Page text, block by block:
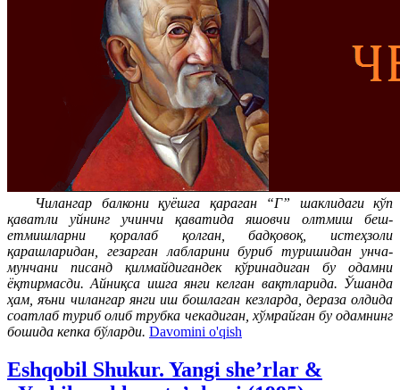
Чилангар балкони қуёшга қараган “Г” шаклидаги кўп
қаватли уйнинг учинчи қаватида яшовчи олтмиш беш-
етмишларни қоралаб қолган, бадқовоқ, истеҳзоли
қарашларидан, гезарган лабларини буриб туришидан унча-
мунчани писанд қилмайдигандек кўринадиган бу одамни
ёқтирмасди. Айниқса ишга янги келган вақтларида. Ўшанда
ҳам, яъни чилангар янги иш бошлаган кезларда, дераза олдида
соатлаб туриб олиб трубка чекадиган, хўмрайган бу одамнинг
бошида кепка бўларди. Davomini o'qish
Eshqobil Shukur. Yangi she’rlar &